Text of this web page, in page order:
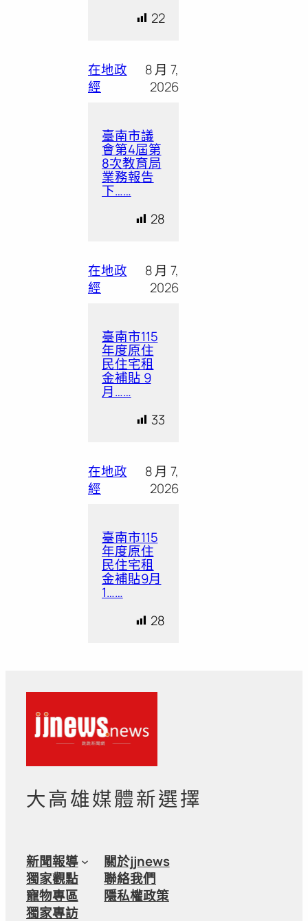
22
在地政
經
8 月 7,
2026
臺南市議
會第4屆第
8次教育局
業務報告
下……
28
在地政
經
8 月 7,
2026
臺南市115
年度原住
民住宅租
金補貼 9
月……
33
在地政
經
8 月 7,
2026
臺南市115
年度原住
民住宅租
金補貼9月
1……
28
大高雄媒體新選擇
新聞報導
獨家觀點
寵物專區
獨家專訪
關於jjnews
聯絡我們
隱私權政策